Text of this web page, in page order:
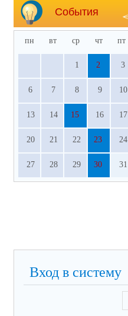
События
пн вт ср чт пт
1 2 3
6 7 8 9 10
13 14 15 16 17
20 21 22 23 24
27 28 29 30 31
Вход в систему